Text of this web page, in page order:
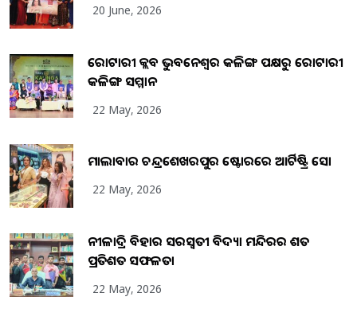
20 June, 2026
ରୋଟାରୀ କ୍ଲବ ଭୁବନେଶ୍ୱର କଳିଙ୍ଗ ପକ୍ଷରୁ ରୋଟାରୀ
କଳିଙ୍ଗ ସମ୍ମାନ
22 May, 2026
ମାଲାବାର ଚନ୍ଦ୍ରଶେଖରପୁର ଷ୍ଟୋରରେ ଆର୍ଟିଷ୍ଟ୍ରି ସୋ
22 May, 2026
ନୀଳାଦ୍ରି ବିହାର ସରସ୍ୱତୀ ବିଦ୍ୟା ମନ୍ଦିରର ଶତ
ପ୍ରତିଶତ ସଫଳତା
22 May, 2026